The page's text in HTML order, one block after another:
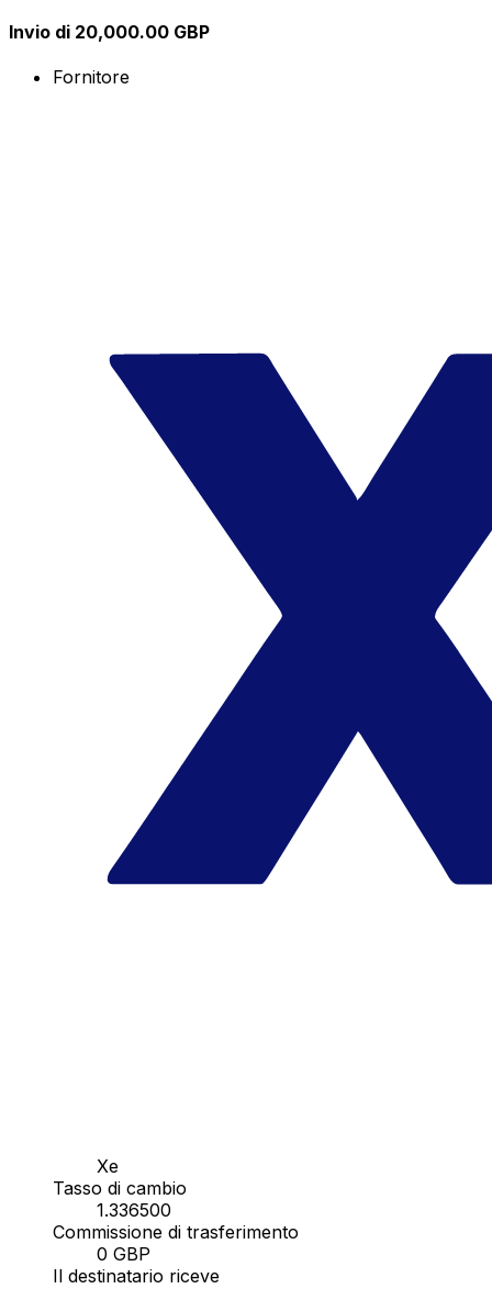
Invio di 20,000.00 GBP
Fornitore
Xe
Tasso di cambio
1.336500
Commissione di trasferimento
0 GBP
Il destinatario riceve